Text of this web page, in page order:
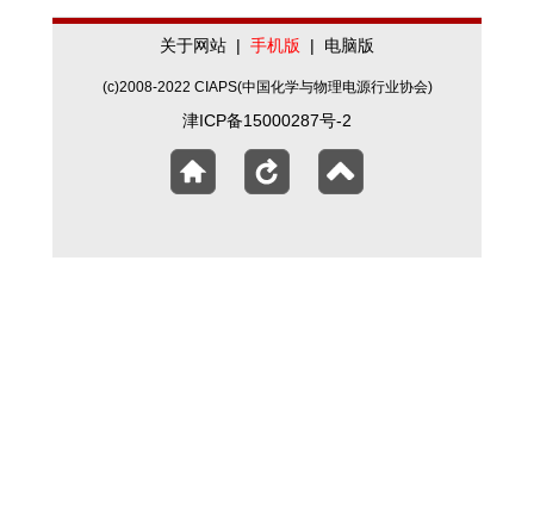
关于网站 | 手机版 | 电脑版
(c)2008-2022 CIAPS(中国化学与物理电源行业协会)
津ICP备15000287号-2